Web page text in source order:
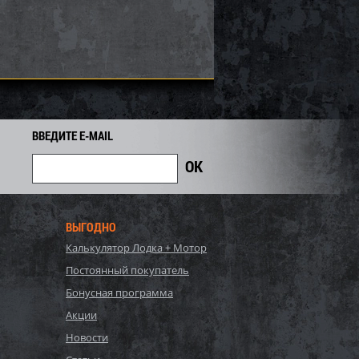
8 100
Экономия
6 660 i
Экономия
Bestway, Стальной
16296л...
Экономия
P20-2052-S, Polygroup,
Каркасный бассейн
549х274х132см, 17203л...
86 000
81 700
4 300 Экономия
ВВЕДИТЕ E-MAIL
ВЫГОДНО
Калькулятор Лодка + Мотор
Постоянный покупатель
Бонусная программа
Акции
Новости